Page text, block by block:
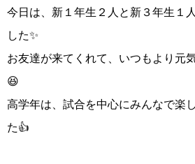
今日は、新１年生２人と新３年生１
した✨
お友達が来てくれて、いつもより元
😆
高学年は、試合を中心にみんなで楽
た👍